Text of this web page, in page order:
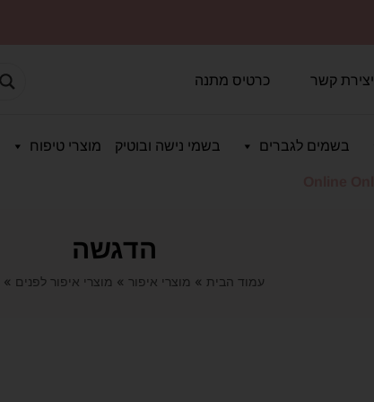
יצירת קשר כרטיס מתנה
בשמים לגברים בשמי נישה ובוטיק מוצרי טיפוח
הדגשה
עמוד הבית » מוצרי איפור » מוצרי איפור לפנים »